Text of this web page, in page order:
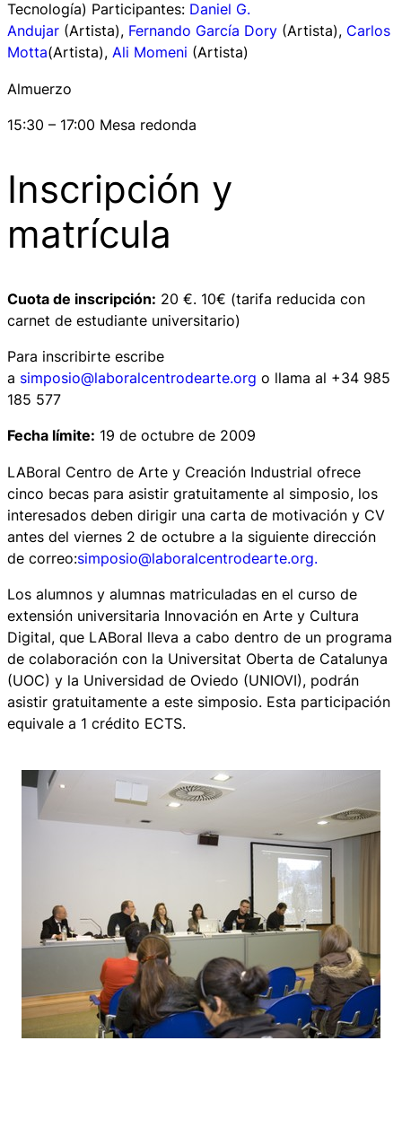
Tecnología) Participantes: Daniel G.
Andujar (Artista), Fernando García Dory (Artista), Carlos
Motta(Artista), Ali Momeni (Artista)
Almuerzo
15:30 – 17:00 Mesa redonda
Inscripción y
matrícula
Cuota de inscripción: 20 €. 10€ (tarifa reducida con
carnet de estudiante universitario)
Para inscribirte escribe
a simposio@laboralcentrodearte.org o llama al +34 985
185 577
Fecha límite: 19 de octubre de 2009
LABoral Centro de Arte y Creación Industrial ofrece
cinco becas para asistir gratuitamente al simposio, los
interesados deben dirigir una carta de motivación y CV
antes del viernes 2 de octubre a la siguiente dirección
de correo:simposio@laboralcentrodearte.org.
Los alumnos y alumnas matriculadas en el curso de
extensión universitaria Innovación en Arte y Cultura
Digital, que LABoral lleva a cabo dentro de un programa
de colaboración con la Universitat Oberta de Catalunya
(UOC) y la Universidad de Oviedo (UNIOVI), podrán
asistir gratuitamente a este simposio. Esta participación
equivale a 1 crédito ECTS.